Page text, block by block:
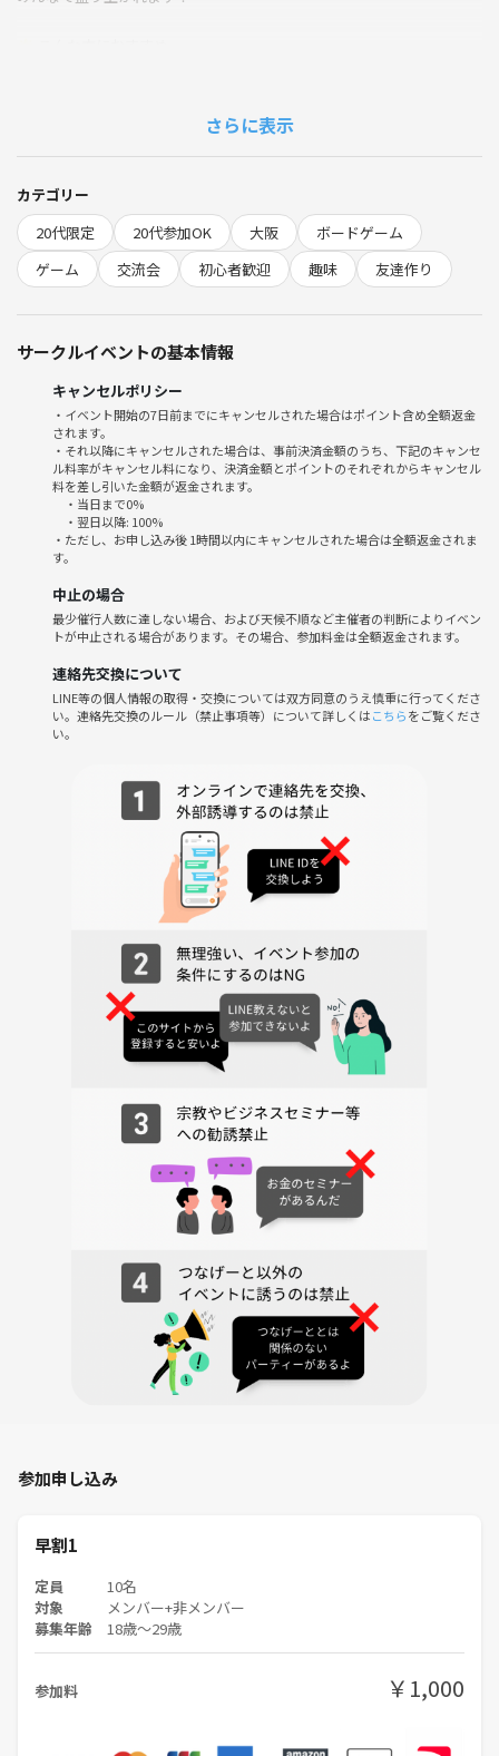
・ボードゲームを始めてみたい！
夫🙆‍♂️
もちろん経験者の方も大歓迎！
遊んでみたいボードゲームがあれば、持ち込みもOKです🎲✨
みんなで笑って楽しめる、居心地の良いコミュニティを目指していま
す！
📍途中参加・途中退出OK！
【会場】
大阪府大阪市中央区平野町4-5-10 山内ビル
💰参加費：1000円
🍕お菓子&飲み物に関してはこちらで準備してます！
※持ち込みも可能です。
「ちょっと気になる！」くらいの気持ちで大丈夫です😊
ぜひ一緒に楽しい時間を過ごしましょう！
さらに表示
カテゴリー
20代限定
20代参加OK 大阪
ボードゲーム
ゲーム
交流会 初心者歓迎 趣味 友達作り
サークルイベントの基本情報
キャンセルポリシー
・イベント開始の7日前までにキャンセルされた場合はポイント含め全額返金
されます。
・それ以降にキャンセルされた場合は、事前決済金額のうち、下記のキャンセ
ル料率がキャンセル料になり、決済金額とポイントのそれぞれからキャンセル
料を差し引いた金額が返金されます。
・当日まで0%
・翌日以降: 100%
・ただし、お申し込み後 1時間以内にキャンセルされた場合は全額返金されま
す。
中止の場合
最少催行人数に達しない場合、および天候不順など主催者の判断によりイベン
トが中止される場合があります。その場合、参加料金は全額返金されます。
連絡先交換について
LINE等の個人情報の取得・交換については双方同意のうえ慎重に行ってくださ
い。連絡先交換のルール（禁止事項等）について詳しくはこちらをご覧くださ
い。
参加申し込み
早割1
定員 10名
対象 メンバー+非メンバー
募集年齢 18歳〜29歳
参加料 ￥1,000